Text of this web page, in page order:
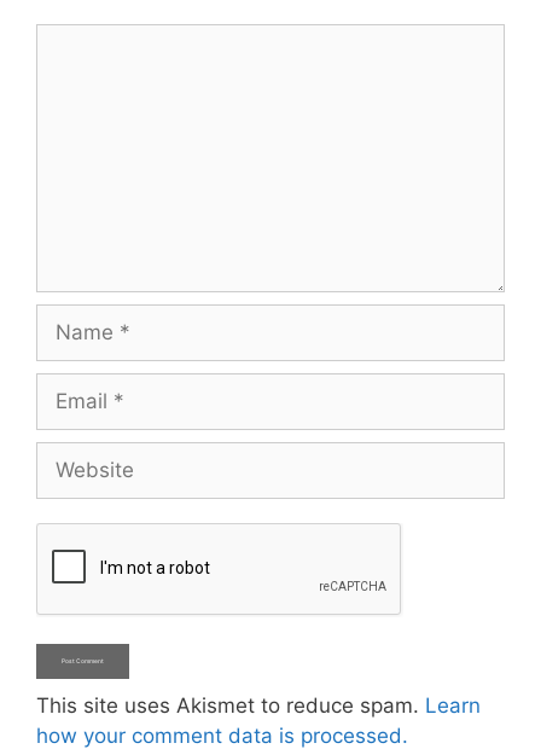
This site uses Akismet to reduce spam. Learn
how your comment data is processed.